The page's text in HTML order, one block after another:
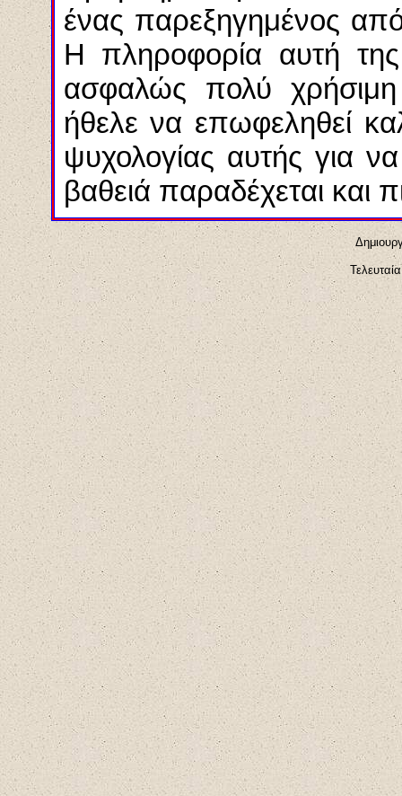
ένας παρεξηγημένος
Η πληροφορία αυτή της
ασφαλώς πολύ
ήθελε να επωφεληθεί
ψυχολογίας αυτής για
βαθειά παραδέχεται και